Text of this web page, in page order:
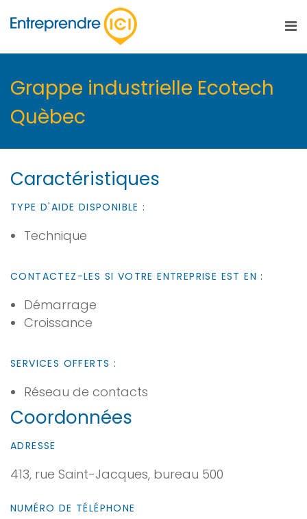
Grappe industrielle Ecotech
Quèbec
Caractéristiques
TYPE D'AIDE DISPONIBLE :
Technique
CONTACTEZ-LES SI VOTRE ENTREPRISE EST EN :
Démarrage
Croissance
SERVICES OFFERTS :
Réseau de contacts
Coordonnées
ADRESSE
413, rue Saint-Jacques, bureau 500
NUMÉRO DE TÉLÉPHONE